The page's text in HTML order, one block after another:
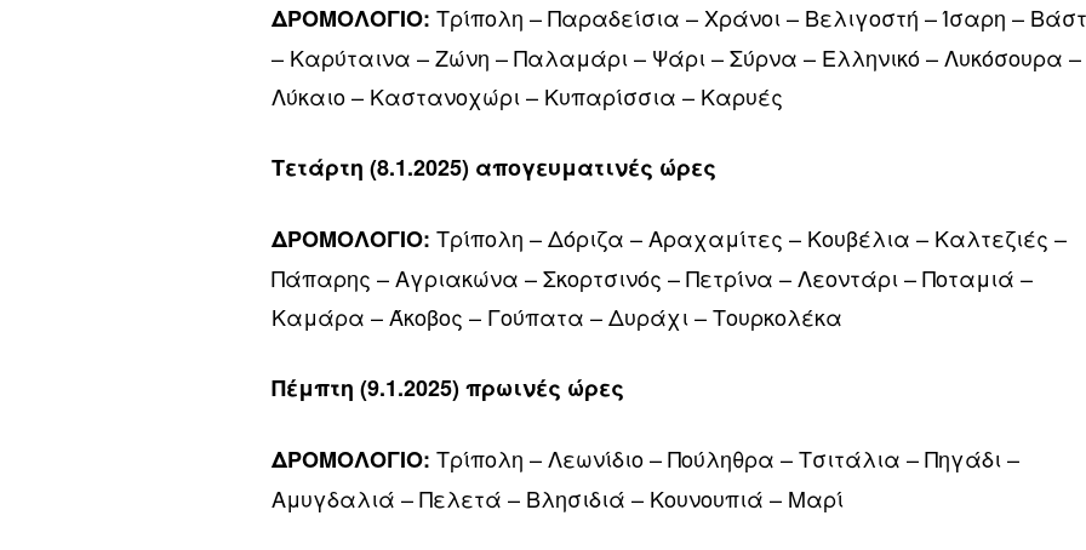
ΔΡΟΜΟΛΟΓΙΟ: Τρίπολη – Παραδείσια – Χράνοι – Βελιγοστή – Ίσαρη –
– Καρύταινα – Ζώνη – Παλαμάρι – Ψάρι – Σύρνα – Ελληνικό – Λυκόσουρα –
Λύκαιο – Καστανοχώρι – Κυπαρίσσια – Καρυές
Τετάρτη (8.1.2025) απογευματινές ώρες
ΔΡΟΜΟΛΟΓΙΟ: Τρίπολη – Δόριζα – Αραχαμίτες – Κουβέλια – Καλτεζιές –
Πάπαρης – Αγριακώνα – Σκορτσινός – Πετρίνα – Λεοντάρι – Ποταμιά –
Καμάρα – Άκοβος – Γούπατα – Δυράχι – Τουρκολέκα
Πέμπτη (9.1.2025) πρωινές ώρες
ΔΡΟΜΟΛΟΓΙΟ: Τρίπολη – Λεωνίδιο – Πούληθρα – Τσιτάλια – Πηγάδι –
Αμυγδαλιά – Πελετά – Βλησιδιά – Κουνουπιά – Μαρί